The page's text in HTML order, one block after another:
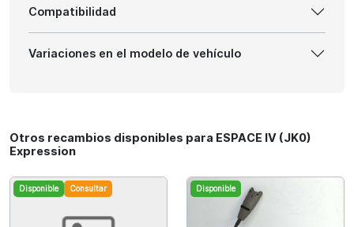
Compatibilidad
Variaciones en el modelo de vehículo
Otros recambios disponibles para ESPACE IV (JK0)
Expression
Disponible Consultar Disponible